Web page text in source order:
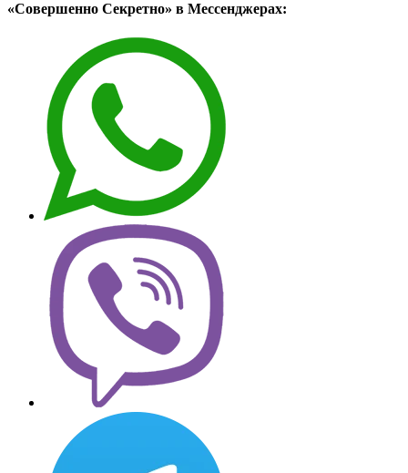
«Совершенно Секретно» в Мессенджерах: